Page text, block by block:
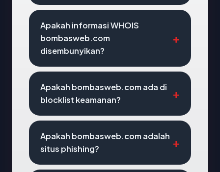
Apakah informasi WHOIS
bombasweb.com
disembunyikan?
Apakah bombasweb.com ada di
blocklist keamanan?
Apakah bombasweb.com adalah
situs phishing?